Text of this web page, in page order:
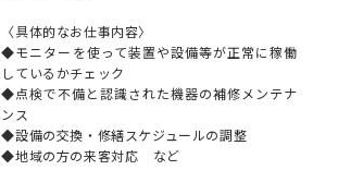
〈具体的なお仕事内容〉
◆モニターを使って装置や設備等が正常に稼働
しているかチェック
◆点検で不備と認識された機器の補修メンテナ
ンス
◆設備の交換・修繕スケジュールの調整
◆地域の方の来客対応 など